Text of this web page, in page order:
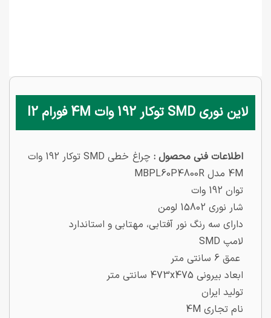
لاین نوری SMD توکار 192 وات 4M فورام l2
اطلاعات فنی محصول :
چراغ خطی SMD توکار 192 وات
4M مدل MBPL60P4800R
توان 192 وات
شار نوری 15802 لومن
دارای سه رنگ نور آفتابی، مهتابی و استاندارد
لامپ SMD
عمق 6 سانتی متر
ابعاد بیرونی 473x475 سانتی متر
تولید ایران
نام تجاری 4M